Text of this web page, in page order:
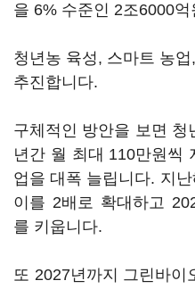
을 6% 수준인 2조6000
청년농 육성, 스마트 농
추진합니다.
구체적인 방안을 보면
년간 월 최대 110만원씩
업을 대폭 늘립니다. 지
이를 2배로 확대하고
를 키웁니다.
또 2027년까지 그린바